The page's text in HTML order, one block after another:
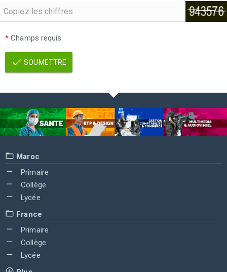
* Champs requis
SOUMETTRE
Maroc
Primaire
Collège
Lycée
France
Primaire
Collège
Lycée